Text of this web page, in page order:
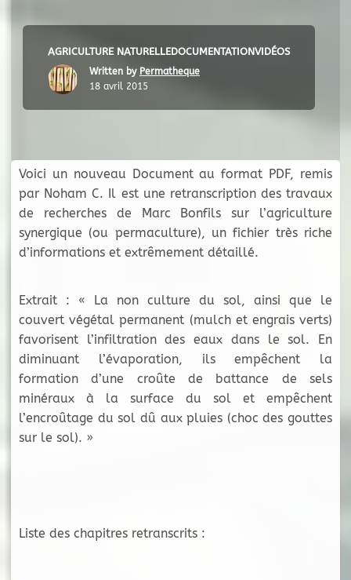
AGRICULTURE NATURELLEDOCUMENTATIONVIDÉOS
Written by Permatheque
18 avril 2015
Voici un nouveau Document au format PDF, remis
par Noham C. Il est une retranscription des travaux
de recherches de Marc Bonfils sur l’agriculture
synergique (ou permaculture), un fichier très riche
d’informations et extrêmement détaillé.
Extrait : « La non culture du sol, ainsi que le
couvert végétal permanent (mulch et engrais verts)
favorisent l’infiltration des eaux dans le sol. En
diminuant l’évaporation, ils empêchent la
formation d’une croûte de battance de sels
minéraux à la surface du sol et empêchent
l’encroûtage du sol dû aux pluies (choc des gouttes
sur le sol). »
Liste des chapitres retranscrits :